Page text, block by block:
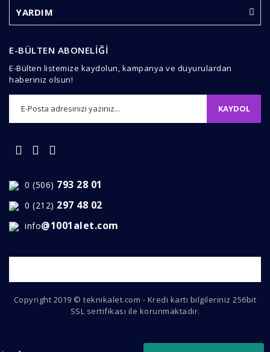
Ürün fiyatı diğer sitelerden daha pahalı.
Gönder
YARDIM
E-BÜLTEN ABONELİĞİ
E-Bülten listemize kaydolun, kampanya ve duyurulardan
haberiniz olsun!
KAYDOL
0 (506) 793 28 01
0 (212) 297 48 02
info@1001alet.com
Copyright 2019 © teknikalet.com - Kredi kartı bilgileriniz 256bit
SSL sertifikası ile korunmaktadır.